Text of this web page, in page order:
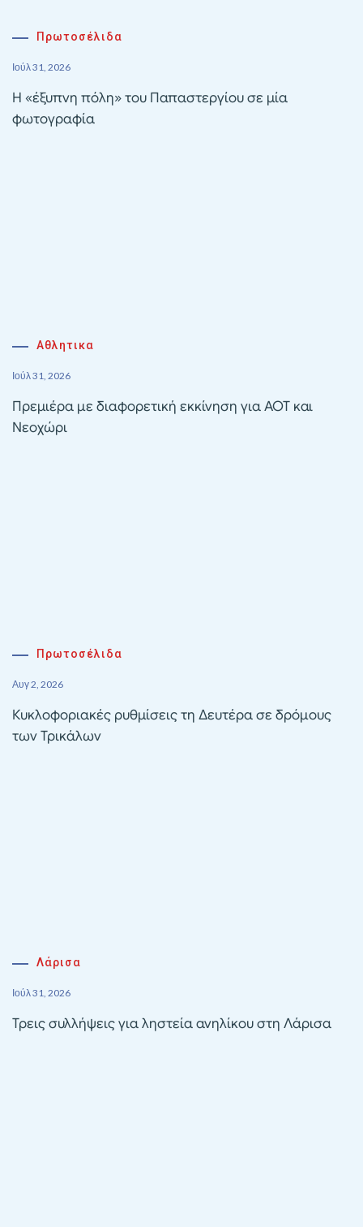
Πρωτοσέλιδα
Ιούλ 31, 2026
Η «έξυπνη πόλη» του Παπαστεργίου σε μία
φωτογραφία
Αθλητικα
Ιούλ 31, 2026
Πρεμιέρα με διαφορετική εκκίνηση για ΑΟΤ και
Νεοχώρι
Πρωτοσέλιδα
Αυγ 2, 2026
Κυκλοφοριακές ρυθμίσεις τη Δευτέρα σε δρόμους
των Τρικάλων
Λάρισα
Ιούλ 31, 2026
Τρεις συλλήψεις για ληστεία ανηλίκου στη Λάρισα